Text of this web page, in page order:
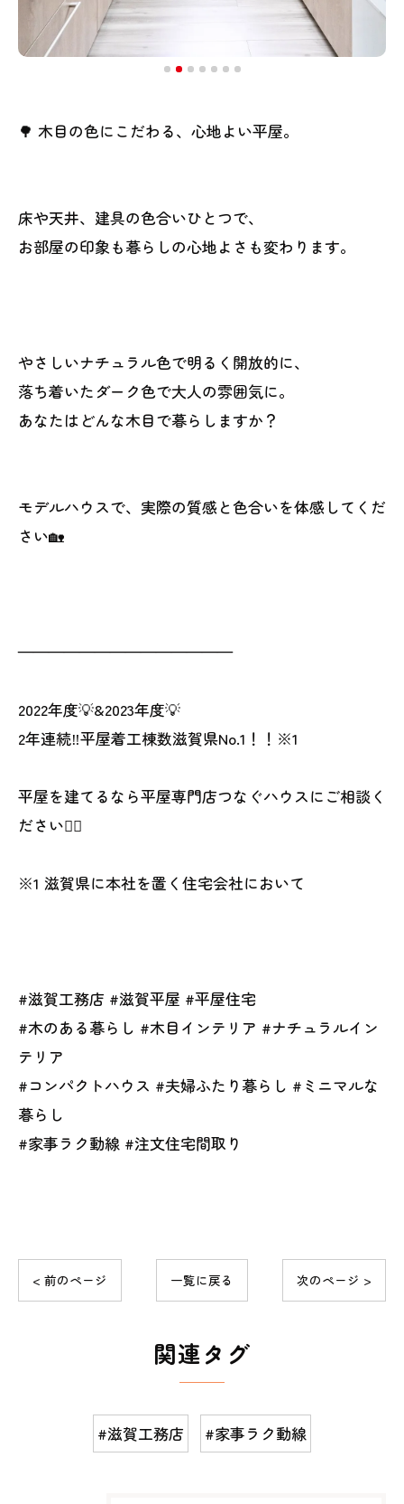
🌳 木目の色にこだわる、心地よい平屋。
床や天井、建具の色合いひとつで、
お部屋の印象も暮らしの心地よさも変わります。
やさしいナチュラル色で明るく開放的に、
落ち着いたダーク色で大人の雰囲気に。
あなたはどんな木目で暮らしますか？
モデルハウスで、実際の質感と色合いを体感してくだ
さい🏡
——————————————
2022年度💡&2023年度💡
2年連続‼︎平屋着工棟数滋賀県No.1！！※1
平屋を建てるなら平屋専門店つなぐハウスにご相談く
ださい👍🏻
※1 滋賀県に本社を置く住宅会社において
#滋賀工務店 #滋賀平屋 #平屋住宅
#木のある暮らし #木目インテリア #ナチュラルイン
テリア
#コンパクトハウス #夫婦ふたり暮らし #ミニマルな
暮らし
#家事ラク動線 #注文住宅間取り
< 前のページ 一覧に戻る 次のページ >
関連タグ
#滋賀工務店 #家事ラク動線